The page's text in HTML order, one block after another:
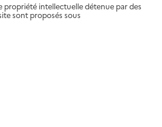
propriété intellectuelle détenue par des
sont proposés sous